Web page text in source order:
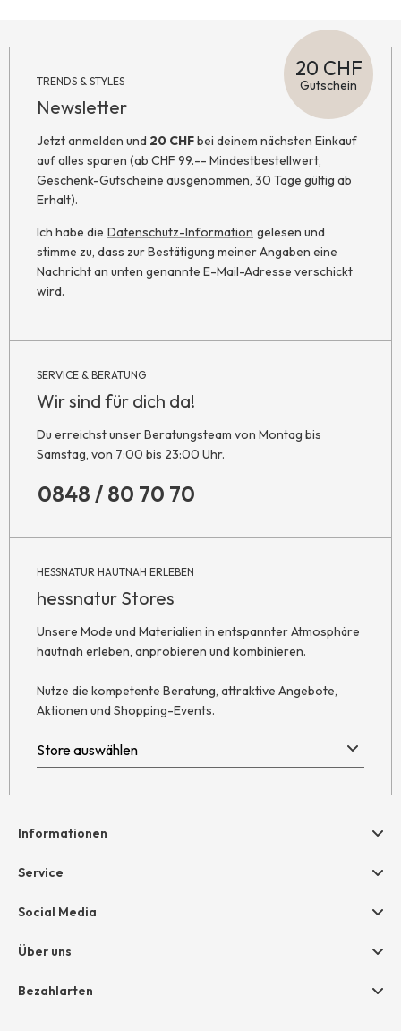
TRENDS & STYLES
Newsletter
20 CHF
Gutschein
Jetzt anmelden und 20 CHFbei deinem nächsten Einkauf
auf alles sparen (ab CHF 99.-- Mindestbestellwert,
Geschenk-Gutscheine ausgenommen, 30 Tage gültig ab
Erhalt).
Ich habe die Datenschutz-Information gelesen und
stimme zu, dass zur Bestätigung meiner Angaben eine
Nachricht an unten genannte E-Mail-Adresse verschickt
wird.
SERVICE & BERATUNG
Wir sind für dich da!
Du erreichst unser Beratungsteam von Montag bis
Samstag, von 7:00 bis 23:00 Uhr.
0848 / 80 70 70
HESSNATUR HAUTNAH ERLEBEN
hessnatur Stores
Unsere Mode und Materialien in entspannter Atmosphäre
hautnah erleben, anprobieren und kombinieren.
Nutze die kompetente Beratung, attraktive Angebote,
Aktionen und Shopping-Events.
Informationen
Hilfe & Kontakt
AGB
Widerruf
Impressum
Service
Geschenkgutscheine
Größentabelle
Social Media
Über uns
Unternehmen
Bezahlarten